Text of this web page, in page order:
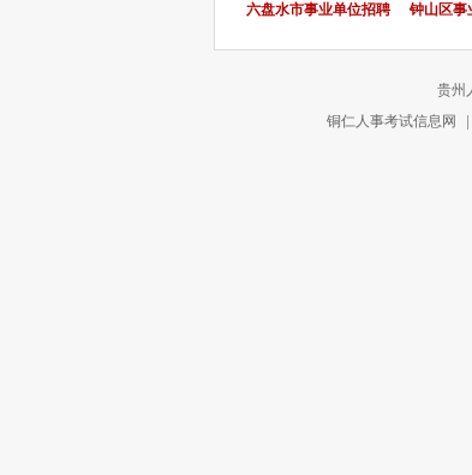
六盘水市事业单位招聘 钟山区事
贵州
铜仁人事考试信息网